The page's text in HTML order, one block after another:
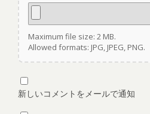
Maximum file size: 2 MB.
Allowed formats: JPG, JPEG, PNG.
新しいコメントをメールで通知